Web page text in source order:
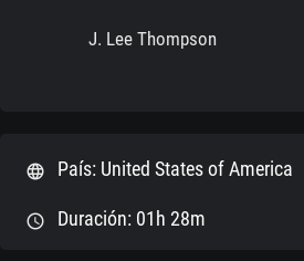
J. Lee Thompson
language País: United States of America
schedule Duración: 01h 28m